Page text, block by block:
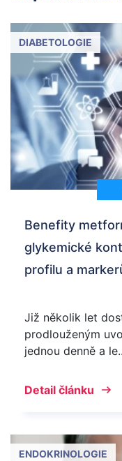
DIABETOLOGIE
Benefity
glykemické
profilu a
Již několik let
prodlouženým
jednou denně a
Detail článku
ENDOKRINOLOGIE